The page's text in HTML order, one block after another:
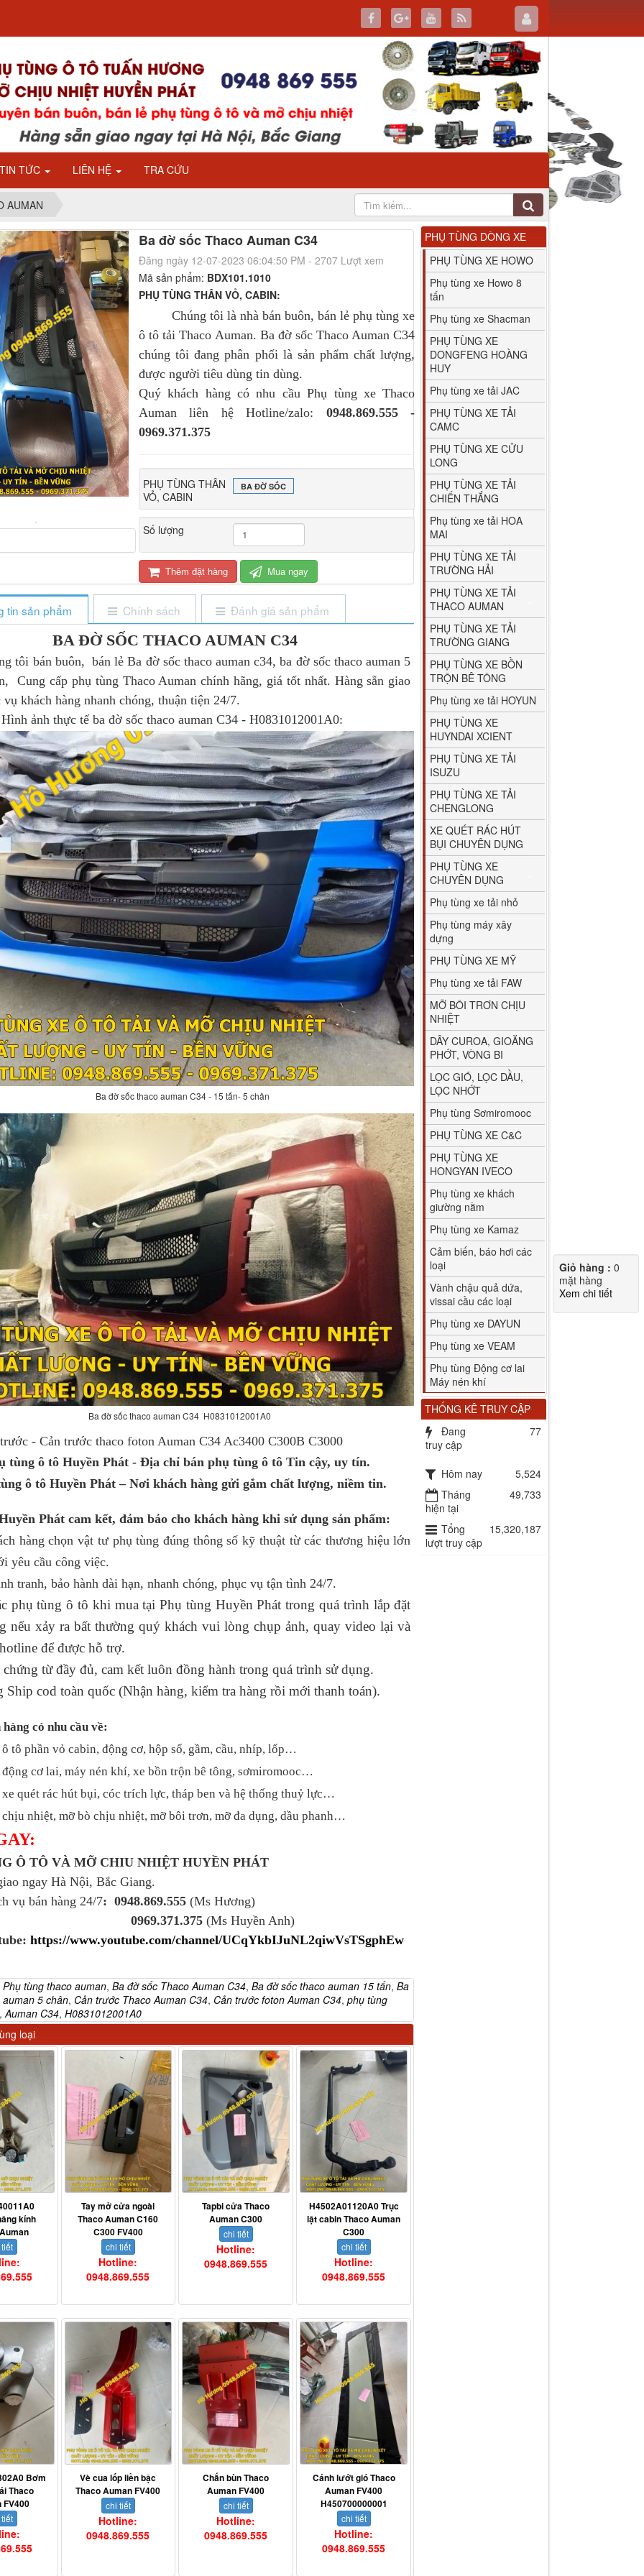
TIN TỨC LIÊN HỆ TRA CỨU
AUMAN
Ba đờ sốc Thaco Auman C34
Đăng ngày 12-07-2023 06:04:50 PM - 2707 Lượt xem
Mã sản phẩm: BDX101.1010
PHỤ TÙNG THÂN VỎ, CABIN:
Chúng tôi là nhà bán buôn, bán lẻ phụ tùng xe
ô tô tải Thaco Auman. Ba đờ sốc Thaco Auman C34
chúng tôi đang phân phối là sản phẩm chất lượng,
được người tiêu dùng tin dùng.
Quý khách hàng có nhu cầu Phụ tùng xe Thaco
Auman liên hệ Hotline/zalo: 0948.869.555 -
0969.371.375
PHỤ TÙNG THÂN
VỎ, CABIN
BA ĐỜ SỐC
Số lượng
Thêm đặt hàng Mua ngay
tin sản phẩm Chính sách Đánh giá sản phẩm
BA ĐỜ SỐC THACO AUMAN C34
bán buôn, bán lẻ Ba đờ sốc thaco auman c34, ba đờ sốc thaco auman 5
Cung cấp phụ tùng Thaco Auman chính hãng, giá tốt nhất. Hàng sẵn giao
vụ khách hàng nhanh chóng, thuận tiện 24/7.
thực tế ba đờ sốc thaco auman C34 - H0831012001A0:
Ba đờ sốc thaco auman C34 - 15 tấn- 5 chân
Ba đờ sốc thaco auman C34 H0831012001A0
- Cản trước thaco foton Auman C34 Ac3400 C300B C3000
tùng ô tô Huyền Phát - Địa chỉ bán phụ tùng ô tô Tin cậy, uy tín.
ô tô Huyền Phát – Nơi khách hàng gửi gắm chất lượng, niềm tin.
Phát cam kết, đảm bảo cho khách hàng khi sử dụng sản phẩm:
hàng chọn vật tư phụ tùng đúng thông số kỹ thuật từ các thương hiệu lớn
yêu cầu công việc.
tranh, bảo hành dài hạn, nhanh chóng, phục vụ tận tình 24/7.
phụ tùng ô tô khi mua tại Phụ tùng Huyền Phát trong quá trình lắp đặt
nếu xảy ra bất thường quý khách vui lòng chụp ảnh, quay video lại và
để được hỗ trợ.
từ đầy đủ, cam kết luôn đồng hành trong quá trình sử dụng.
Ship cod toàn quốc (Nhận hàng, kiểm tra hàng rồi mới thanh toán).
có nhu cầu về:
tô phần vỏ cabin, động cơ, hộp số, gầm, cầu, nhíp, lốp…
động cơ lai, máy nén khí, xe bồn trộn bê tông, sơmiromooc…
xe quét rác hút bụi, cóc trích lực, tháp ben và hệ thống thuỷ lực…
nhiệt, mỡ bò chịu nhiệt, mỡ bôi trơn, mỡ đa dụng, dầu phanh…
Ô TÔ VÀ MỠ CHIU NHIỆT HUYỀN PHÁT
ngay Hà Nội, Bắc Giang.
vụ bán hàng 24/7: 0948.869.555(Ms Hương)
0969.371.375(Ms Huyền Anh)
https://www.youtube.com/channel/UCqYkbIJuNL2qiwVsTSgphEw
Phụ tùng thaco auman, Ba đờ sốc Thaco Auman C34, Ba đờ sốc thaco auman 15 tấn, Ba
5 chân, Cản trước Thaco Auman C34, Cản trước foton Auman C34, phụ tùng
Auman C34, H0831012001A0
loại
kính
Tay mở cửa ngoài
Thaco Auman C160
C300 FV400
chi tiết
Hotline:
0948.869.555
Tapbi cửa Thaco
Auman C300
chi tiết
Hotline:
0948.869.555
H4502A01120A0 Trục
lật cabin Thaco Auman
C300
chi tiết
Hotline:
0948.869.555
Bơm
Thaco
FV400
Vè cua lốp liền bậc
Thaco Auman FV400
chi tiết
Hotline:
0948.869.555
Chắn bùn Thaco
Auman FV400
chi tiết
Hotline:
0948.869.555
Cánh lướt gió Thaco
Auman FV400
H450700000001
chi tiết
Hotline:
0948.869.555
PHỤ TÙNG DÒNG XE
PHỤ TÙNG XE HOWO
Phụ tùng xe Howo 8
tấn
Phụ tùng xe Shacman
PHỤ TÙNG XE
DONGFENG HOÀNG
HUY
Phụ tùng xe tải JAC
PHỤ TÙNG XE TẢI
CAMC
PHỤ TÙNG XE CỬU
LONG
PHỤ TÙNG XE TẢI
CHIẾN THẮNG
Phụ tùng xe tải HOA
MAI
PHỤ TÙNG XE TẢI
TRƯỜNG HẢI
PHỤ TÙNG XE TẢI
THACO AUMAN
PHỤ TÙNG XE TẢI
TRƯỜNG GIANG
PHỤ TÙNG XE BỒN
TRỘN BÊ TÔNG
Phụ tùng xe tải HOYUN
PHỤ TÙNG XE
HUYNDAI XCIENT
PHỤ TÙNG XE TẢI
ISUZU
PHỤ TÙNG XE TẢI
CHENGLONG
XE QUÉT RÁC HÚT
BỤI CHUYÊN DỤNG
PHỤ TÙNG XE
CHUYÊN DỤNG
Phụ tùng xe tải nhỏ
Phụ tùng máy xây
dựng
PHỤ TÙNG XE MỸ
Phụ tùng xe tải FAW
MỠ BÔI TRƠN CHỊU
NHIỆT
DÂY CUROA, GIOĂNG
PHỚT, VÒNG BI
LỌC GIÓ, LỌC DẦU,
LỌC NHỚT
Phụ tùng Sơmiromooc
PHỤ TÙNG XE C&C
PHỤ TÙNG XE
HONGYAN IVECO
Phụ tùng xe khách
giường nằm
Phụ tùng xe Kamaz
Cảm biến, báo hơi các
loại
Vành chậu quả dứa,
vissai cầu các loại
Phụ tùng xe DAYUN
Phụ tùng xe VEAM
Phụ tùng Động cơ lai
Máy nén khí
THỐNG KÊ TRUY CẬP
Đang
truy cập
77
Hôm nay
5,524
Tháng
hiện tại
49,733
Tổng
lượt truy cập
15,320,187
Giỏ hàng : 0
mặt hàng
Xem chi tiết